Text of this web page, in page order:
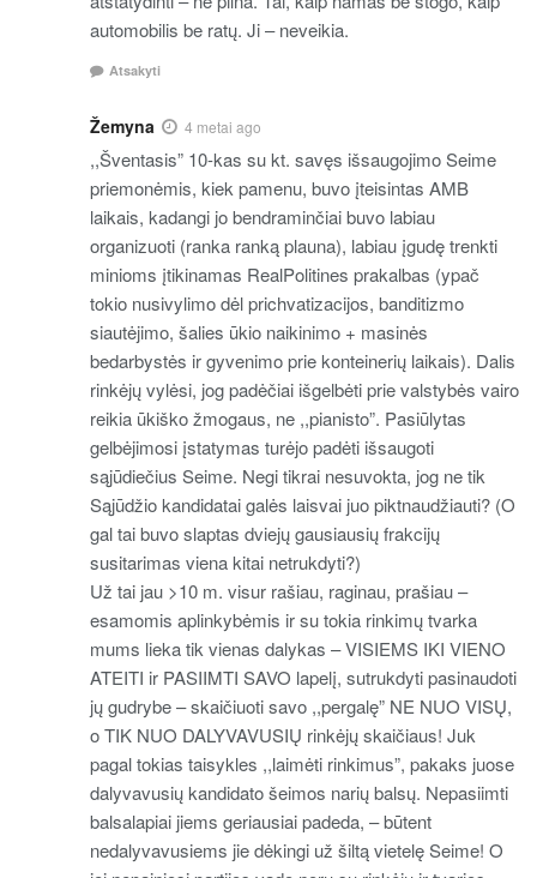
automobilis be ratų. Ji – neveikia.
Atsakyti
Žemyna 4 metai ago
,,Šventasis” 10-kas su kt. savęs išsaugojimo Seime
priemonėmis, kiek pamenu, buvo įteisintas AMB
laikais, kadangi jo bendraminčiai buvo labiau
organizuoti (ranka ranką plauna), labiau įgudę trenkti
minioms įtikinamas RealPolitines prakalbas (ypač
tokio nusivylimo dėl prichvatizacijos, banditizmo
siautėjimo, šalies ūkio naikinimo + masinės
bedarbystės ir gyvenimo prie konteinerių laikais). Dalis
rinkėjų vylėsi, jog padėčiai išgelbėti prie valstybės vairo
reikia ūkiško žmogaus, ne ,,pianisto”. Pasiūlytas
gelbėjimosi įstatymas turėjo padėti išsaugoti
sąjūdiečius Seime. Negi tikrai nesuvokta, jog ne tik
Sąjūdžio kandidatai galės laisvai juo piktnaudžiauti? (O
gal tai buvo slaptas dviejų gausiausių frakcijų
susitarimas viena kitai netrukdyti?)
Už tai jau >10 m. visur rašiau, raginau, prašiau –
esamomis aplinkybėmis ir su tokia rinkimų tvarka
mums lieka tik vienas dalykas – VISIEMS IKI VIENO
ATEITI ir PASIIMTI SAVO lapelį, sutrukdyti pasinaudoti
jų gudrybe – skaičiuoti savo ,,pergalę” NE NUO VISŲ,
o TIK NUO DALYVAVUSIŲ rinkėjų skaičiaus! Juk
pagal tokias taisykles ,,laimėti rinkimus”, pakaks juose
dalyvavusių kandidato šeimos narių balsų. Nepasiimti
balsalapiai jiems geriausiai padeda, – būtent
nedalyvavusiems jie dėkingi už šiltą vietelę Seime! O